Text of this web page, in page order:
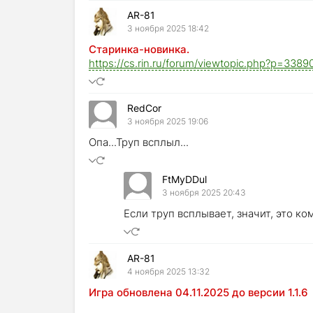
AR-81
3 ноября 2025 18:42
Старинка-новинка.
https://cs.rin.ru/forum/
RedCor
3 ноября 2025 19:06
Опа...Труп всплыл...
FtMyDDul
3 ноября 2025 20:43
Если труп всплывает, значит, это
AR-81
4 ноября 2025 13:32
Игра обновлена 04.11.2025 до версии 1.1.6